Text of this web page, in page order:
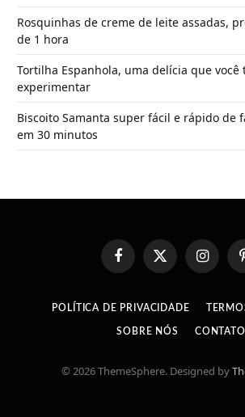
Rosquinhas de creme de leite assadas,
de 1 hora
Tortilha Espanhola, uma delícia que você
experimentar
Biscoito Samanta super fácil e rápido de
em 30 minutos
FacebookX
(Twitter)
POLÍTICA DE PRIVACIDADE
SOBRE NÓS CONTATO
© 2026 ThemeSphere. Designed by